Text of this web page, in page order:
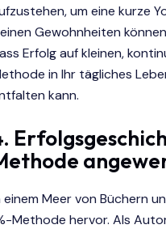
um eine kurze
Gewohnheiten
Erfolg auf kleinen,
in Ihr tägliches
kann.
einem Meer von Büchern
Methode hervor. Als